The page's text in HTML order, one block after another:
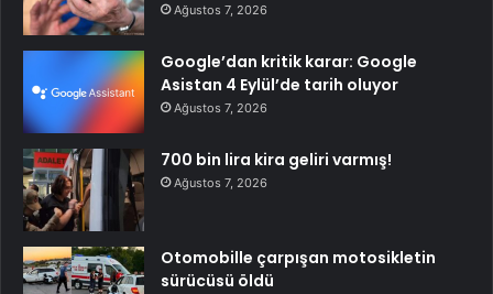
Ağustos 7, 2026
Google’dan kritik karar: Google
Asistan 4 Eylül’de tarih oluyor
Ağustos 7, 2026
700 bin lira kira geliri varmış!
Ağustos 7, 2026
Otomobille çarpışan motosikletin
sürücüsü öldü